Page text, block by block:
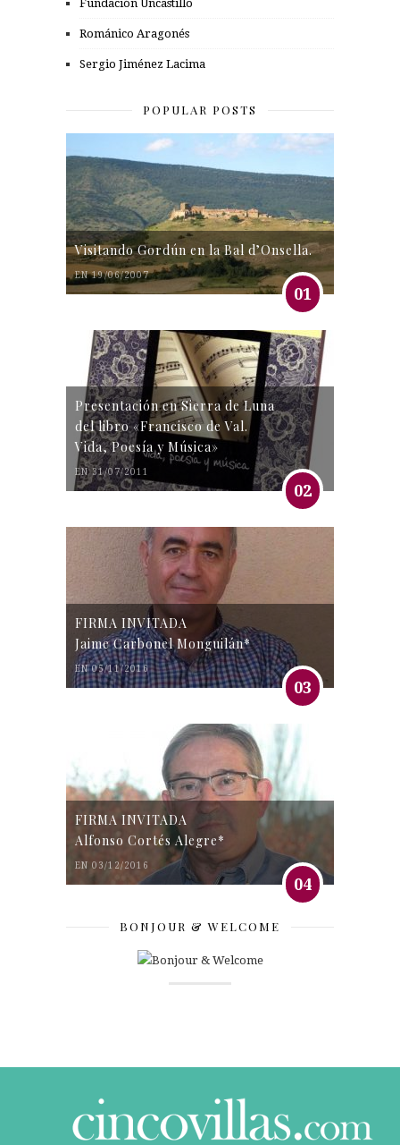
Fundación Uncastillo
Románico Aragonés
Sergio Jiménez Lacima
POPULAR POSTS
Visitando Gordún en la Bal d’Onsella.
EN 19/06/2007
01
Presentación en Sierra de Luna
del libro «Francisco de Val.
Vida, Poesía y Música»
EN 31/07/2011
02
FIRMA INVITADA
Jaime Carbonel Monguilán*
EN 05/11/2016
03
FIRMA INVITADA
Alfonso Cortés Alegre*
EN 03/12/2016
04
BONJOUR & WELCOME